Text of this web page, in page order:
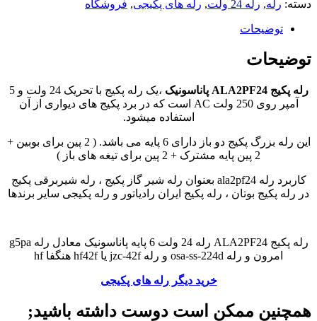
دسته: رله, رله 24 ولت , رله های پکیجی, فروشگاه
توضیحات
توضیحات
رله پکیج ALA2PF24 پاناسونیک
،یک رله پکیج با تحریک 24 ولت و 5
آمپر روی 250 ولت AC است که در برد پکیج های دیواری از آن
استفاده میشود.
این رله بزرگ پکیج دو باز دارای 6 پایه می باشد. ( 2 پین برای بوبین +
2 پین پایه مشترک + 2 پین برای تیغه های باز )
کاربرد رله ala2pf24 بعنوان رله شیر گاز پکیج ، رله شیربرقی پکیج
در رله پکیج بوتان ، رله پکیج ایران رادیاتور و رله پکیجی سایر برندها
رله پکیج ALA2PF24 رله 24 ولت 6 پایه پاناسونیک معادل رله g5pa
امرون و رله osa-ss-224d و رله jzc-42f یا hf42f هنگفا hf
خرید دیگر رله های پکیجی
همچنین ممکن است دوست داشته باشید;